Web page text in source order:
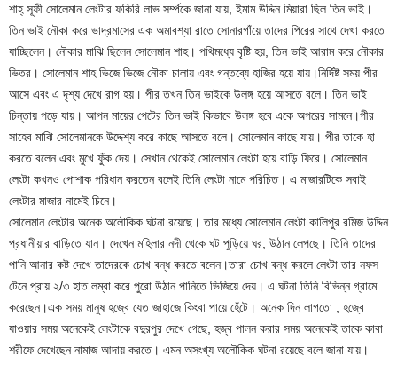
শাহ্ সূফী সোলেমান লেংটার ফকিরি লাভ সর্ম্পকে জানা যায়, ইমাম উদ্দিন মিয়ারা ছিল তিন ভাই।
তিন ভাই নৌকা করে ভাদ্রমাসের এক অমাবশ্যা রাতে সোনারগাঁয়ে তাদের পিরের সাথে দেখা করতে
যাচ্ছিলেন। নৌকার মাঝি ছিলেন সোলেমান শাহ। পথিমধ্যে বৃষ্টি হয়, তিন ভাই আরাম করে নৌকার
ভিতর। সোলেমান শাহ ভিজে ভিজে নৌকা চালায় এবং গন্তব্যে হাজির হয়ে যায়।নির্দিষ্ট সময় পীর
আসে এবং এ দৃশ্য দেখে রাগ হয়। পীর তখন তিন ভাইকে উলঙ্গ হয়ে আসতে বলে। তিন ভাই
চিন্তায় পড়ে যায়। আপন মায়ের পেটের তিন ভাই কিভাবে উলঙ্গ হবে একে অপরের সামনে।পীর
সাহেব মাঝি সোলেমানকে উদ্দেশ্য করে কাছে আসতে বলে। সোলেমান কাছে যায়। পীর তাকে হা
করতে বলেন এবং মুখে ফুঁক দেয়। সেখান থেকেই সোলেমান লেংটা হয়ে বাড়ি ফিরে। সোলেমান
লেংটা কখনও পোশাক পরিধান করতেন বলেই তিনি লেংটা নামে পরিচিত। এ মাজারটিকে সবাই
লেংটার মাজার নামেই চিনে।
সোলেমান লেংটার অনেক অলৌকিক ঘটনা রয়েছে। তার মধ্যে সোলেমান লেংটা কালিপুর রমিজ উদ্দিন
প্রধানীয়ার বাড়িতে যান। দেখেন মহিলার নদী থেকে ঘট পুড়িয়ে ঘর, উঠান লেপছে। তিনি তাদের
পানি আনার কষ্ট দেখে তাদেরকে চোখ বন্ধ করতে বলেন।তারা চোখ বন্ধ করলে লেংটা তার নফস
টেনে প্রায় ২/৩ হাত লম্বা করে পুরো উঠান পানিতে ভিজিয়ে দেয়। এ ঘটনা তিনি বিভিন্ন গ্রামে
করেছেন।এক সময় মানুষ হজ্বে যেত জাহাজে কিংবা পায়ে হেঁটে। অনেক দিন লাগতো , হজ্বে
যাওয়ার সময় অনেকেই লেংটাকে বদুরপুর দেখে গেছে, হজ্ব পালন করার সময় অনেকেই তাকে কাবা
শরীফে দেখেছেন নামাজ আদায় করতে। এমন অসংখ্য অলৌকিক ঘটনা রয়েছে বলে জানা যায়।